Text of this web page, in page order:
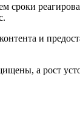
сроки
и
а рост